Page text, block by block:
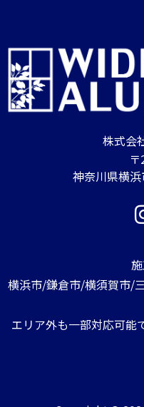
株式会
神奈川県横
横浜市/鎌倉市/横須賀市/
エリア外も一部対応可能